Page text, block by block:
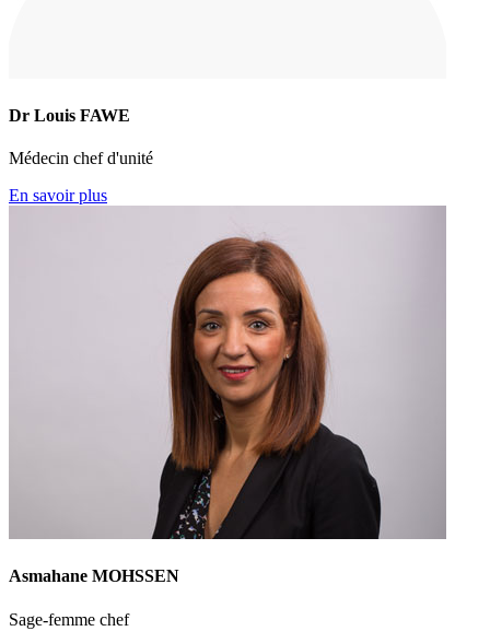
Dr Louis FAWE
Médecin chef d'unité
En savoir plus
Asmahane MOHSSEN
Sage-femme chef